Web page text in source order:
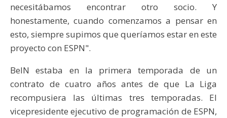
necesitábamos encontrar otro socio. Y
honestamente, cuando comenzamos a pensar en
esto, siempre supimos que queríamos estar en este
proyecto con ESPN".
BeIN estaba en la primera temporada de un
contrato de cuatro años antes de que La Liga
recompusiera las últimas tres temporadas. El
vicepresidente ejecutivo de programación de ESPN,